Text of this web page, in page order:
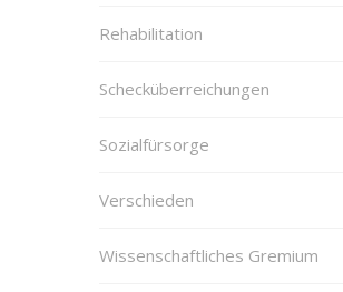
Rehabilitation
Schecküberreichungen
Sozialfürsorge
Verschieden
Wissenschaftliches Gremium